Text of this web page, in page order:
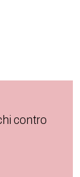
contro